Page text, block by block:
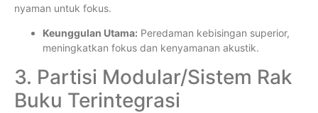
nyaman untuk fokus.
Keunggulan Utama: Peredaman kebisingan superior,
meningkatkan fokus dan kenyamanan akustik.
3. Partisi Modular/Sistem Rak
Buku Terintegrasi